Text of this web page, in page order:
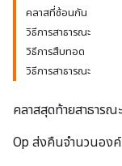
คลาสที่ซ้อนกัน
วิธีการสาธารณะ
วิธีการสืบทอด
วิธีการสาธารณะ
คลาสสุดท้ายสาธารณะ
Op ส่งคืนจำนวนอง